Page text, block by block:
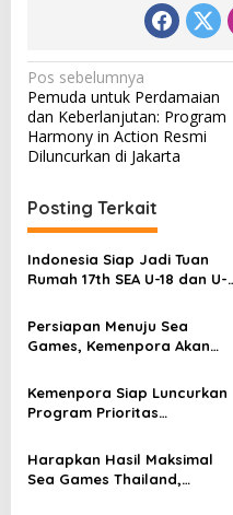
N
a
v
i
g
a
s
i
p
o
s
Pos sebelumnya
Pemuda untuk Perdamaian
dan Keberlanjutan: Program
Harmony in Action Resmi
Diluncurkan di Jakarta
Posting Terkait
Indonesia Siap Jadi Tuan
Rumah 17th SEA U-18 dan U-
2025
Persiapan Menuju Sea
Games, Kemenpora Akan
(Seleknas)
Kemenpora Siap Luncurkan
Program Prioritas
2025–2029
Harapkan Hasil Maksimal
Sea Games Thailand,